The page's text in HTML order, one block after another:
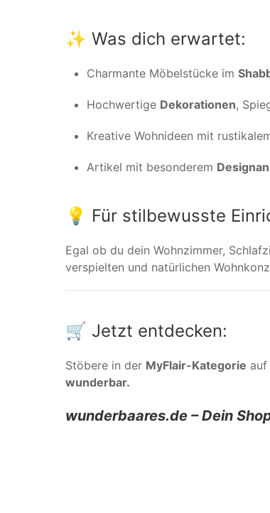
✨ Was dich erwartet:
Charmante Möbelstücke im
Hochwertige Dekorationen,
Kreative Wohnideen mit
Artikel mit besonderem
💡 Für stilbewusste
Egal ob du dein Wohnzimmer,
verspielten und natürlichen
🛒 Jetzt entdecken:
Stöbere in der MyFlair-Kategorie auf
wunderbar.
wunderbaares.de – Dein